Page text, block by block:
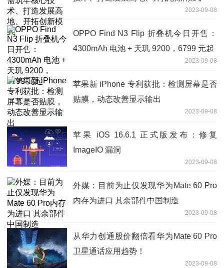
2023-09-08
OPPO Find N3 Flip 折叠机今日开售：
4300mAh 电池 + 天玑 9200，6799 元起
2023-09-08
苹果新 iPhone 专利获批：检测屏幕是否
贴膜，动态改善显示输出
2023-09-08
苹果 iOS 16.6.1 正式版发布：修复
ImageIO 漏洞
2023-09-08
外媒：目前为止仅发现华为Mate 60 Pro
内存为进口 其余部件中国制造
2023-09-08
从华力创通股价翻倍看华为Mate 60 Pro
卫星通话应用趋势！
2023-09-08